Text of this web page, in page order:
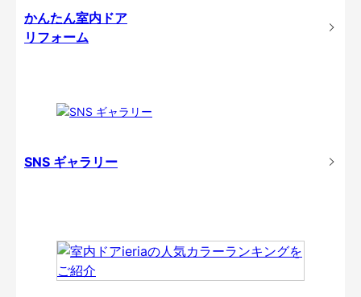
かんたん室内ドア
リフォーム
SNS ギャラリー